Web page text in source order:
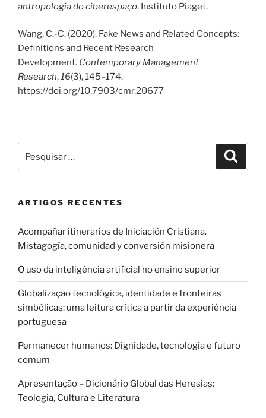
antropologia do ciberespaço. Instituto Piaget.
Wang, C.-C. (2020). Fake News and Related Concepts:
Definitions and Recent Research
Development. Contemporary Management
Research,16(3), 145–174.
https://doi.org/10.7903/cmr.20677
por:
ARTIGOS RECENTES
Acompañar itinerarios de Iniciación Cristiana.
Mistagogía, comunidad y conversión misionera
O uso da inteligência artificial no ensino superior
Globalização tecnológica, identidade e fronteiras
simbólicas: uma leitura crítica a partir da experiência
portuguesa
Permanecer humanos: Dignidade, tecnologia e futuro
comum
Apresentação – Dicionário Global das Heresias:
Teologia, Cultura e Literatura